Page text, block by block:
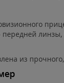
линзы,
из